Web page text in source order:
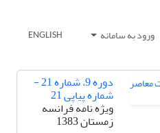
ورود به سامانه ENGLISH
دوره 9، شماره 21 -
شماره پیاپی 21
ویژه نامه فرانسه
زمستان 1383